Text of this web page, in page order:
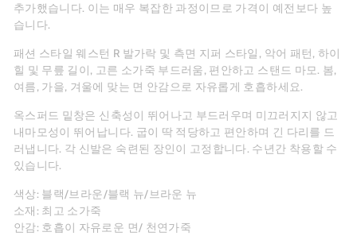
추가했습니다. 이는 매우 복잡한 과정이므로 가격이 예전보다 높
습니다.
패션 스타일 웨스턴 R 발가락 및 측면 지퍼 스타일, 악어 패턴, 하이
힐 및 무릎 길이, 고른 소가죽 부드러움, 편안하고 스탠드 마모. 봄,
여름, 가을, 겨울에 맞는 면 안감으로 자유롭게 호흡하세요.
옥스퍼드 밑창은 신축성이 뛰어나고 부드러우며 미끄러지지 않고
내마모성이 뛰어납니다. 굽이 딱 적당하고 편안하며 긴 다리를 드
러냅니다. 각 신발은 숙련된 장인이 고정합니다. 수년간 착용할 수
있습니다.
색상: 블랙/브라운/블랙 뉴/브라운 뉴
소재: 최고 소가죽
안감: 호흡이 자유로운 면/ 천연가죽